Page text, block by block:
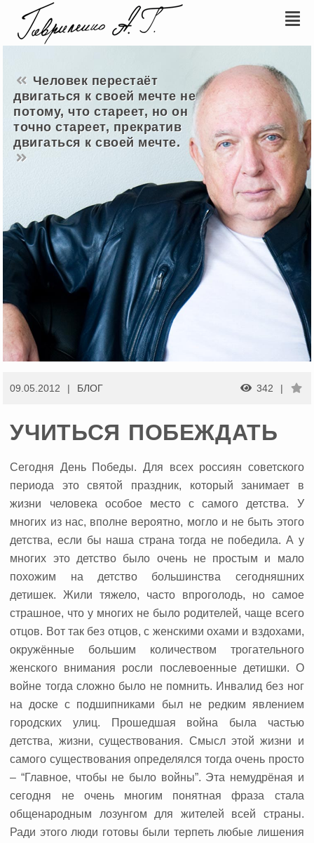
Человек перестаёт
двигаться к своей мечте не
потому, что стареет, но он
точно стареет, прекратив
двигаться к своей мечте.
09.05.2012 БЛОГ 342
УЧИТЬСЯ ПОБЕЖДАТЬ
Сегодня День Победы. Для всех россиян советского
периода это святой праздник, который занимает в
жизни человека особое место с самого детства. У
многих из нас, вполне вероятно, могло и не быть этого
детства, если бы наша страна тогда не победила. А у
многих это детство было очень не простым и мало
похожим на детство большинства сегодняшних
детишек. Жили тяжело, часто впроголодь, но самое
страшное, что у многих не было родителей, чаще всего
отцов. Вот так без отцов, с женскими охами и вздохами,
окружённые большим количеством трогательного
женского внимания росли послевоенные детишки. О
войне тогда сложно было не помнить. Инвалид без ног
на доске с подшипниками был не редким явлением
городских улиц. Прошедшая война была частью
детства, жизни, существования. Смысл этой жизни и
самого существования определялся тогда очень просто
– “Главное, чтобы не было войны”. Эта немудрёная и
сегодня не очень многим понятная фраза стала
общенародным лозунгом для жителей всей страны.
Ради этого люди готовы были терпеть любые лишения